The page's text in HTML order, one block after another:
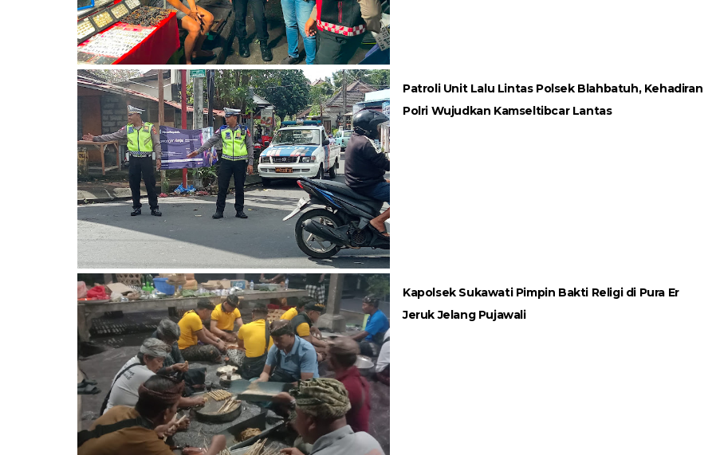
Patroli Unit Lalu Lintas Polsek Blahbatuh, Kehadiran
Polri Wujudkan Kamseltibcar Lantas
Kapolsek Sukawati Pimpin Bakti Religi di Pura Er
Jeruk Jelang Pujawali